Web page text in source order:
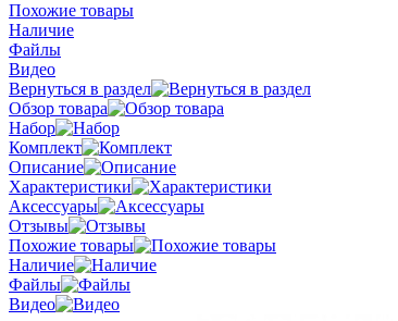
Похожие товары
Наличие
Файлы
Видео
Вернуться в раздел
Обзор товара
Набор
Комплект
Описание
Характеристики
Аксессуары
Отзывы
Похожие товары
Наличие
Файлы
Видео